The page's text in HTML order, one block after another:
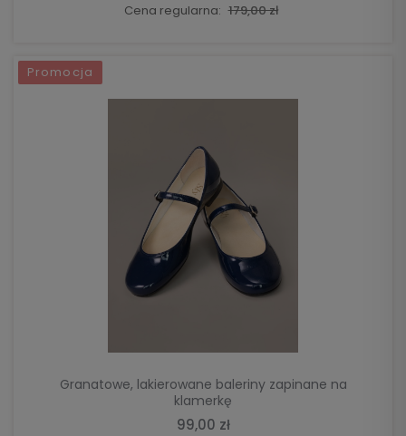
Cena regularna: 179,00 zł
Granatowe, lakierowane baleriny zapinane na
klamerkę
99,00 zł
DO KOSZYKA
Promocja